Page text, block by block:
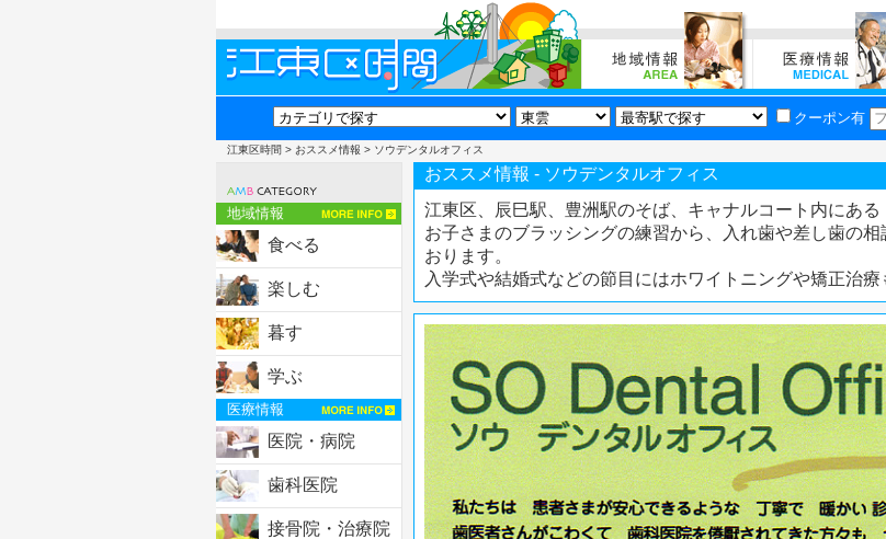
クーポン有
江東区時間 > おススメ情報 > ソウデンタルオフィス
地域情報
食べる
楽しむ
暮す
学ぶ
医療情報
医院・病院
歯科医院
接骨院・治療院
おススメ情報 - ソウデンタルオフィス
江東区、辰巳駅、豊洲駅のそば、キャナルコート内にある
お子さまのブラッシングの練習から、入れ歯や差し歯の
おります。
入学式や結婚式などの節目にはホワイトニングや矯正治療